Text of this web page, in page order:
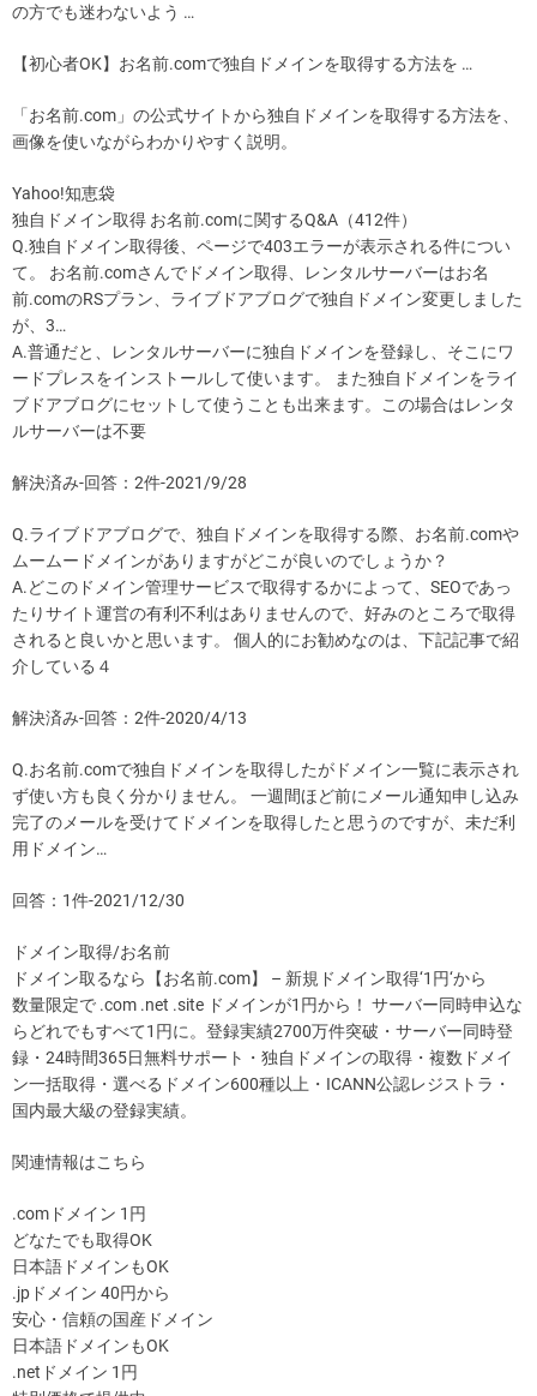
の方でも迷わないよう …
【初心者OK】お名前.comで独自ドメインを取得する方法を …
「お名前.com」の公式サイトから独自ドメインを取得する方法を、
画像を使いながらわかりやすく説明。
Yahoo!知恵袋
独自ドメイン取得 お名前.comに関するQ&A（412件）
Q.独自ドメイン取得後、ページで403エラーが表示される件につい
て。 お名前.comさんでドメイン取得、レンタルサーバーはお名
前.comのRSプラン、ライブドアブログで独自ドメイン変更しました
が、3…
A.普通だと、レンタルサーバーに独自ドメインを登録し、そこにワ
ードプレスをインストールして使います。 また独自ドメインをライ
ブドアブログにセットして使うことも出来ます。この場合はレンタ
ルサーバーは不要
解決済み-回答：2件-2021/9/28
Q.ライブドアブログで、独自ドメインを取得する際、お名前.comや
ムームードメインがありますがどこが良いのでしょうか？
A.どこのドメイン管理サービスで取得するかによって、SEOであっ
たりサイト運営の有利不利はありませんので、好みのところで取得
されると良いかと思います。 個人的にお勧めなのは、下記記事で紹
介している４
解決済み-回答：2件-2020/4/13
Q.お名前.comで独自ドメインを取得したがドメイン一覧に表示され
ず使い方も良く分かりません。 一週間ほど前にメール通知申し込み
完了のメールを受けてドメインを取得したと思うのですが、未だ利
用ドメイン…
回答：1件-2021/12/30
ドメイン取得/お名前
ドメイン取るなら【お名前.com】 – 新規ドメイン取得‘1円‘から
数量限定で .com .net .site ドメインが1円から！ サーバー同時申込な
らどれでもすべて1円に。登録実績2700万件突破・サーバー同時登
録・24時間365日無料サポート・独自ドメインの取得・複数ドメイ
ン一括取得・選べるドメイン600種以上・ICANN公認レジストラ・
国内最大級の登録実績。
関連情報はこちら
.comドメイン 1円
どなたでも取得OK
日本語ドメインもOK
.jpドメイン 40円から
安心・信頼の国産ドメイン
日本語ドメインもOK
.netドメイン 1円